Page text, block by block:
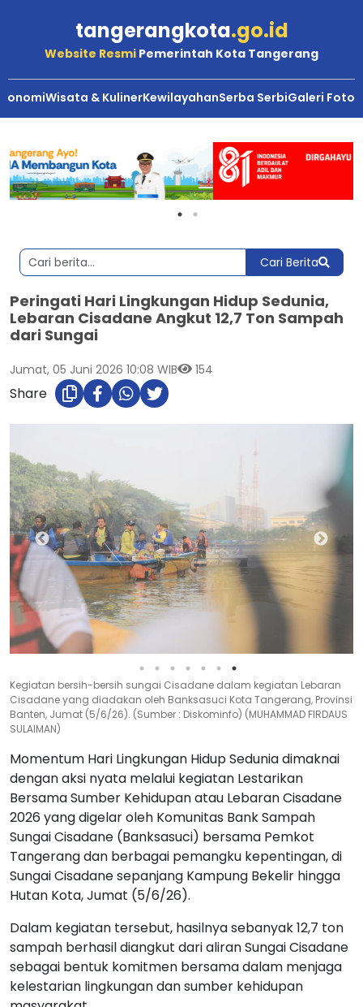
tangerangkota.go.id
Website Resmi Pemerintah Kota Tangerang
Wisata & KulinerKewilayahanSerba SerbiGaleri Foto
Cari Berita
Peringati Hari Lingkungan Hidup Sedunia,
Lebaran Cisadane Angkut 12,7 Ton Sampah
dari Sungai
Jumat, 05 Juni 2026 10:08 WIB 154
Share
Kegiatan bersih-bersih sungai Cisadane dalam kegiatan Lebaran
Cisadane yang diadakan oleh Banksasuci Kota Tangerang, Provinsi
Banten, Jumat (5/6/26). (Sumber : Diskominfo) (MUHAMMAD FIRDAUS
SULAIMAN)
Momentum Hari Lingkungan Hidup Sedunia dimaknai
dengan aksi nyata melalui kegiatan Lestarikan
Bersama Sumber Kehidupan atau Lebaran Cisadane
2026 yang digelar oleh Komunitas Bank Sampah
Sungai Cisadane (Banksasuci) bersama Pemkot
Tangerang dan berbagai pemangku kepentingan, di
Sungai Cisadane sepanjang Kampung Bekelir hingga
Hutan Kota, Jumat (5/6/26).
Dalam kegiatan tersebut, hasilnya sebanyak 12,7 ton
sampah berhasil diangkut dari aliran Sungai Cisadane
sebagai bentuk komitmen bersama dalam menjaga
kelestarian lingkungan dan sumber kehidupan